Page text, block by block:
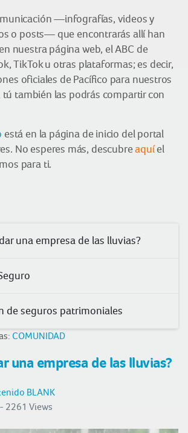
—infografías, videos y
o posts— que encontrarás allí han
nuestra página web, el ABC de
TikTok u otras plataformas; es decir,
oficiales de Pacífico para nuestros
tú también las podrás compartir con
está en la página de inicio del portal
No esperes más, descubreaquíel
para ti.
una empresa de las lluvias?
de seguros patrimoniales
COMUNIDAD
una empresa de las lluvias?
BLANK
2261 Views